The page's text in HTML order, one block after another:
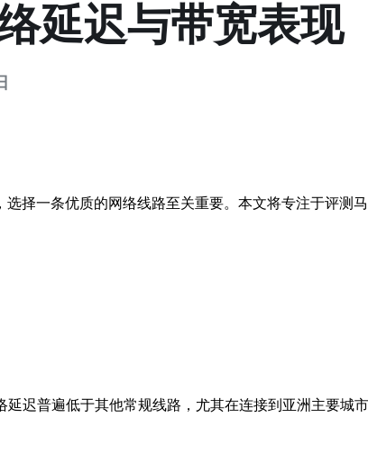
延迟与带宽表现
择一条优质的网络线路至关重要。本文将专注于评测
迟普遍低于其他常规线路，尤其在连接到亚洲主要城